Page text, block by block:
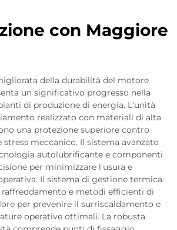
con Maggiore
della durabilità del motore
un significativo progresso nella
di produzione di energia. L'unità
realizzato con materiali di alta
una protezione superiore contro
meccanico. Il sistema avanzato
autolubrificante e componenti
per minimizzare l'usura e
Il sistema di gestione termica
raffreddamento e metodi efficienti di
per prevenire il surriscaldamento e
operative ottimali. La robusta